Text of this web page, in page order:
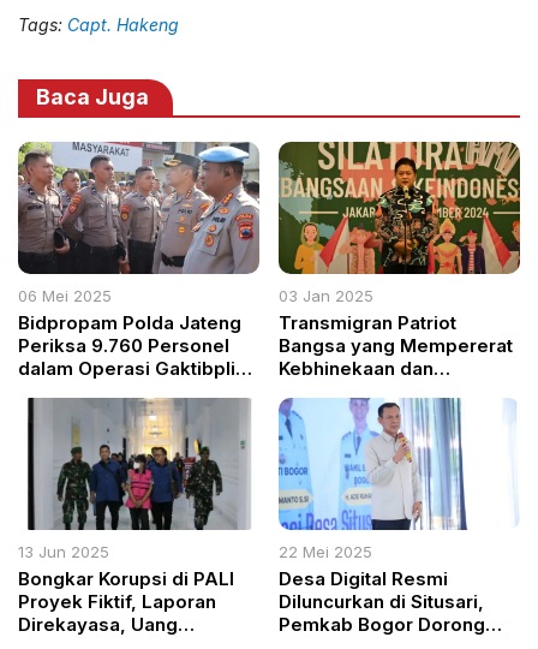
Tags: Capt. Hakeng
Baca Juga
06 Mei 2025
Bidpropam Polda Jateng
Periksa 9.760 Personel
dalam Operasi Gaktibplin
dan Disiplin Profesi
03 Jan 2025
Transmigran Patriot
Bangsa yang Mempererat
Kebhinekaan dan
13 Jun 2025
Bongkar Korupsi di PALI
Proyek Fiktif, Laporan
Direkayasa, Uang
22 Mei 2025
Desa Digital Resmi
Diluncurkan di Situsari,
Pemkab Bogor Dorong